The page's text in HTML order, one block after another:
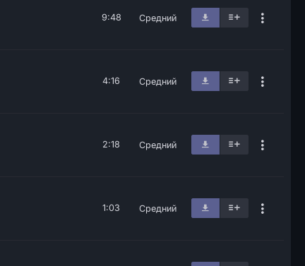
9:48 Средний
4:16 Средний
2:18 Средний
1:03 Средний